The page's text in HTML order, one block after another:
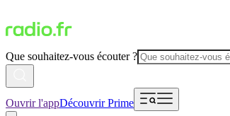
Que souhaitez-vous écouter ?
Ouvrir l'appDécouvrir Prime